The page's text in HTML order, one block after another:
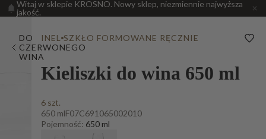
Witaj w sklepie KROSNO. Nowy sklep, niezmiennie najwyższa
jakość.
DO
CZERWONEGO
WINA
INEL SZKŁO FORMOWANE RĘCZNIE
Kieliszki do wina 650 ml
6 szt.
650 mlF07C691065002010
Pojemność: 650 ml